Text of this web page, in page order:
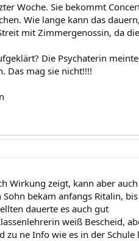
Woche. Sie bekommt
Wie lange kann das
mit Zimmergenossin, da
Die Psychaterin
Das mag sie nicht!!!!
Wirkung zeigt, kann aber
bekam anfangs Ritalin,
dauerte es auch gut
weiß Bescheid,
ne Info wie es in der